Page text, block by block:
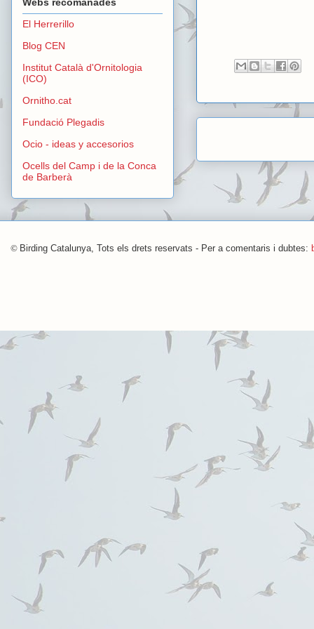
Webs recomanades
El Herrerillo
Blog CEN
Institut Català d'Ornitologia
(ICO)
Ornitho.cat
Fundació Plegadis
Ocio - ideas y accesorios
Ocells del Camp i de la Conca
de Barberà
© Birding Catalunya, Tots els drets reservats - Per a comentaris i dubtes: